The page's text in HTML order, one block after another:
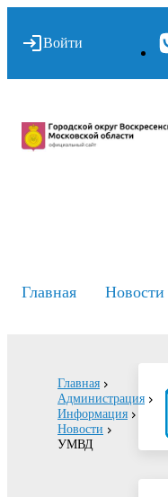
Войти
Главная Новости
Главная
Администрация
Информация
Новости
УМВД